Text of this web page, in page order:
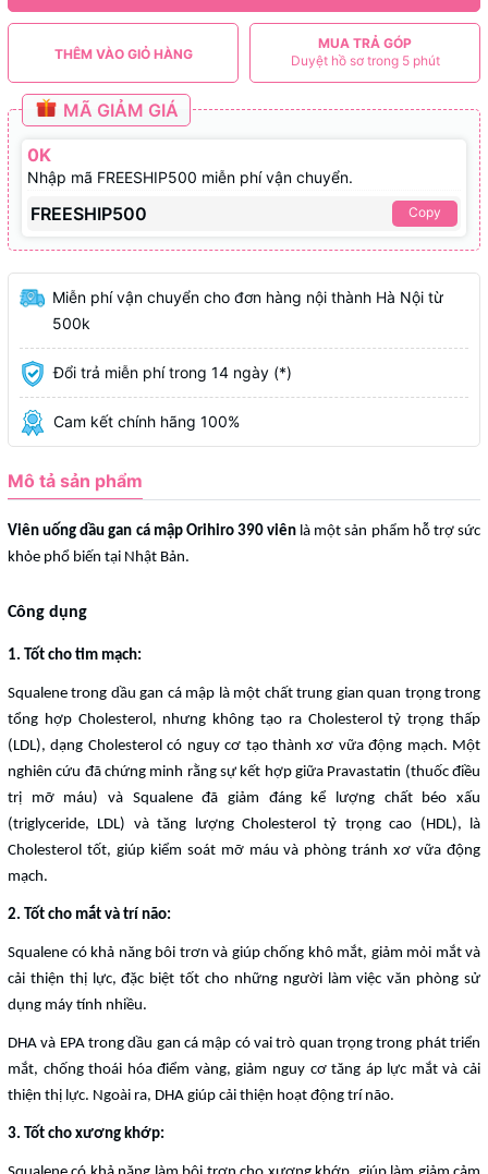
THÊM VÀO GIỎ HÀNG
MUA TRẢ GÓP
Duyệt hồ sơ trong 5 phút
MÃ GIẢM GIÁ
0K
Nhập mã FREESHIP500 miễn phí vận chuyển.
FREESHIP500 Copy
Miễn phí vận chuyển cho đơn hàng nội thành Hà Nội từ
500k
Đổi trả miễn phí trong 14 ngày (*)
Cam kết chính hãng 100%
Mô tả sản phẩm
Viên uống dầu gan cá mập Orihiro 390 viên là một sản phẩm hỗ trợ sức
khỏe phổ biến tại Nhật Bản.
Công dụng
1. Tốt cho tim mạch:
Squalene trong dầu gan cá mập là một chất trung gian quan trọng trong
tổng hợp Cholesterol, nhưng không tạo ra Cholesterol tỷ trọng thấp
(LDL), dạng Cholesterol có nguy cơ tạo thành xơ vữa động mạch. Một
nghiên cứu đã chứng minh rằng sự kết hợp giữa Pravastatin (thuốc điều
trị mỡ máu) và Squalene đã giảm đáng kể lượng chất béo xấu
(triglyceride, LDL) và tăng lượng Cholesterol tỷ trọng cao (HDL), là
Cholesterol tốt, giúp kiểm soát mỡ máu và phòng tránh xơ vữa động
mạch.
2. Tốt cho mắt và trí não:
Squalene có khả năng bôi trơn và giúp chống khô mắt, giảm mỏi mắt và
cải thiện thị lực, đặc biệt tốt cho những người làm việc văn phòng sử
dụng máy tính nhiều.
DHA và EPA trong dầu gan cá mập có vai trò quan trọng trong phát triển
mắt, chống thoái hóa điểm vàng, giảm nguy cơ tăng áp lực mắt và cải
thiện thị lực. Ngoài ra, DHA giúp cải thiện hoạt động trí não.
3. Tốt cho xương khớp: